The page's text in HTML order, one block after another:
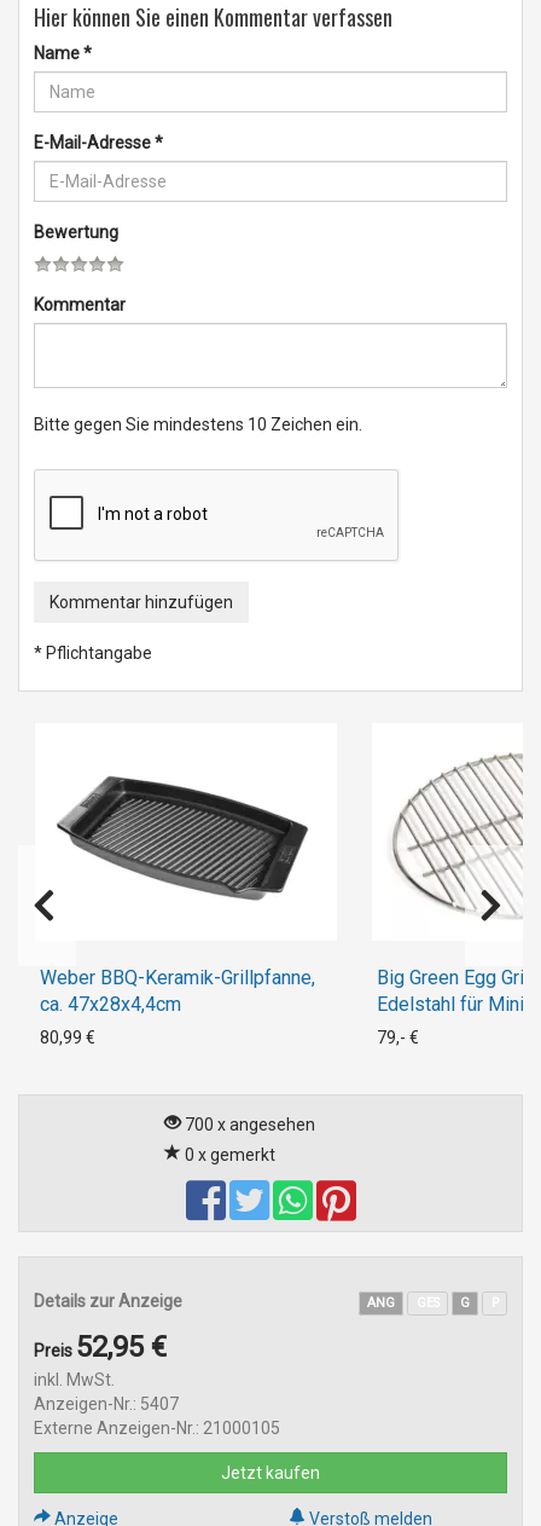
Hier können Sie einen Kommentar verfassen
Name*
E-Mail-Adresse*
Bewertung
Kommentar
Bitte gegen Sie mindestens 10 Zeichen ein.
Kommentar hinzufügen
* Pflichtangabe
Weber BBQ-Keramik-Grillpfanne,
ca. 47x28x4,4cm
80,99 €
Big Green Egg
Edelstahl für Mini
79,- €
700 x angesehen
0 x gemerkt
Details zur Anzeige ANG G
Preis 52,95 €
inkl. MwSt.
Anzeigen-Nr.: 5407
Externe Anzeigen-Nr.: 21000105
Jetzt kaufen
Anzeige
Verstoß melden